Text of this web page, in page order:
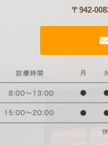
〒942-